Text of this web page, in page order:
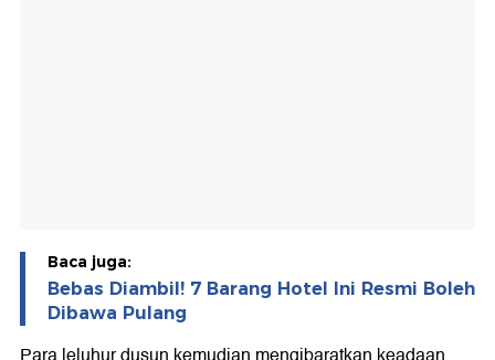
Baca juga:
Bebas Diambil! 7 Barang Hotel Ini Resmi Boleh
Dibawa Pulang